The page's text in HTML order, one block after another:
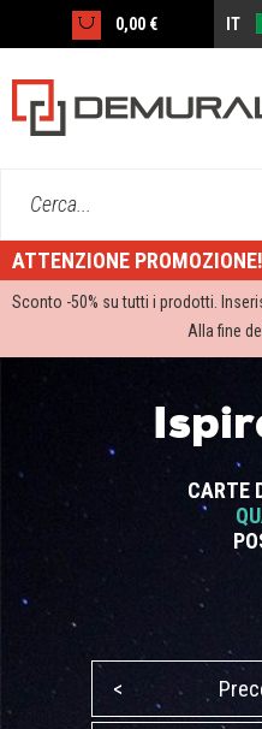
0,00 € IT
Cerca...
ATTENZIONE PROMOZIONE!
Sconto -50% su tutti i prodotti.
Alla fine
CARTE
<